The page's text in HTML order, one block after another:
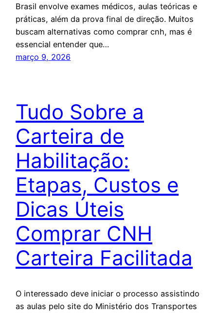
Brasil envolve exames médicos, aulas teóricas e
práticas, além da prova final de direção. Muitos
buscam alternativas como comprar cnh, mas é
essencial entender que…
março 9, 2026
Tudo Sobre a
Carteira de
Habilitação:
Etapas, Custos e
Dicas Úteis
Comprar CNH
Carteira Facilitada
O interessado deve iniciar o processo assistindo
as aulas pelo site do Ministério dos Transportes